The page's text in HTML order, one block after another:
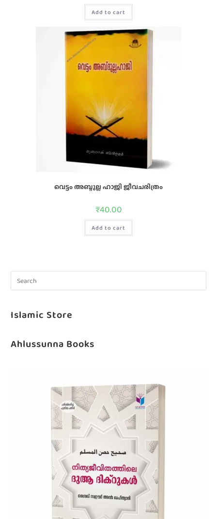
Add to cart
വെട്ടം അബ്ദുല്ല ഹാജി ജീവചരിത്രം
₹40.00
Add to cart
Islamic Store
Ahlussunna Books